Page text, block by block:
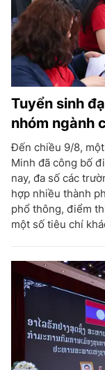
Tuyển sinh
nhóm ngành
Đến chiều 9/8,
Minh đã công bố
nay, đa số các
hợp nhiều thành
phổ thông, điểm
một số tiêu chí